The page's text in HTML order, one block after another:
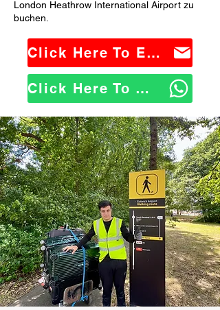
London Heathrow International Airport zu
buchen.
Click Here To Email Us
Click Here To WhatsApp Us